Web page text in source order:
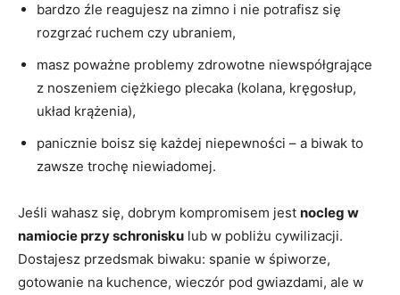
bardzo źle reagujesz na zimno i nie potrafisz się
rozgrzać ruchem czy ubraniem,
masz poważne problemy zdrowotne niewspółgrające
z noszeniem ciężkiego plecaka (kolana, kręgosłup,
układ krążenia),
panicznie boisz się każdej niepewności – a biwak to
zawsze trochę niewiadomej.
Jeśli wahasz się, dobrym kompromisem jest nocleg w
namiocie przy schronisku lub w pobliżu cywilizacji.
Dostajesz przedsmak biwaku: spanie w śpiworze,
gotowanie na kuchence, wieczór pod gwiazdami, ale w